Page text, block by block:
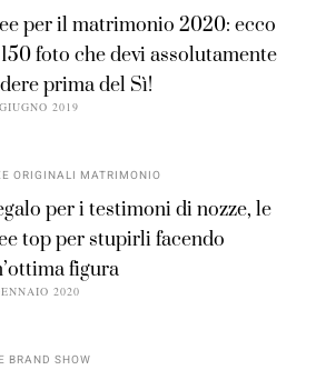
per il matrimonio 2020: ecco
foto che devi assolutamente
prima del Sì!
2019
ORIGINALI MATRIMONIO
per i testimoni di nozze, le
top per stupirli facendo
figura
2020
BRAND SHOW